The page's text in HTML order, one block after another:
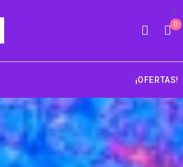
0
¡OFERTAS!